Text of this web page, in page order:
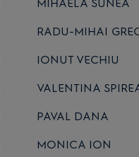
RADU-MIHAI
IONUT VECHIU
VALENTINA
PAVAL DANA
MONICA ION